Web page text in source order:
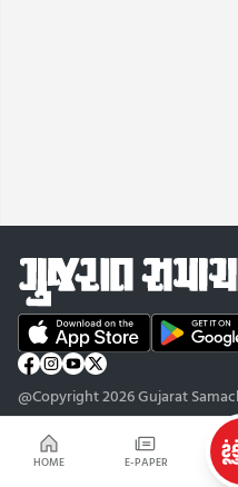
HOME E-PAPER
@Copyright 2026 Gujarat